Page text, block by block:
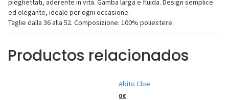
pieghettati, aderente in vita. Gamba larga e fluida. Design semplice
ed elegante, ideale per ogni occasione.
Taglie dalla 36 alla 52. Composizione: 100% poliestere.
Productos relacionados
Abito Cloe
0€